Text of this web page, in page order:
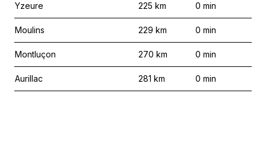
Yzeure 225 km 0 min
Moulins 229 km 0 min
Montluçon 270 km 0 min
Aurillac 281 km 0 min